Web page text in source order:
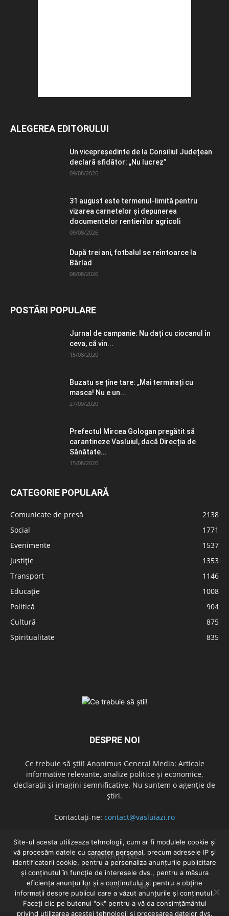
ALEGEREA EDITORULUI
Un vicepreședinte de la Consiliul Județean
declară sfidător: „Nu lucrez”
09/08/2026
31 august este termenul-limită pentru
vizarea carnetelor și depunerea
documentelor rentierilor agricoli
09/08/2026
După trei ani, fotbalul se reîntoarce la
Bârlad
08/08/2026
POSTĂRI POPULARE
Jurnal de campanie: Nu dați cu ciocanul în
ceva, că vin...
15/08/2020
Buzatu se ține tare: „Mai terminați cu
masca! Nu e un...
27/09/2020
Prefectul Mircea Gologan pregătit să
carantineze Vasluiul, dacă Direcția de
Sănătate...
15/08/2020
CATEGORIE POPULARĂ
Comunicate de presă
2138
Social
1771
Evenimente
1537
Justiție
1353
Transport
1146
Educație
1008
Politică
904
Cultură
875
Spiritualitate
835
DESPRE NOI
Ce trebuie să știi! Anonimus General Media: Articole
informative relevante, analize politice și economice,
declarații și imagini semnificative. Nu suntem o agenție de
știri.
Contactați-ne: contact@vasluiazi.ro
URMAȚI-NE
Site-ul acesta utilizeaza tehnologii, cum ar fi modulele cookie și
vă procesăm datele cu caracter personal, precum adresele IP și
identificatorii cookie, pentru a personaliza anunțurile publicitare
și conținutul în funcție de interesele dvs., pentru a măsura
eficiența anunțurilor și a conținutului și pentru a obține
informații despre publicul care a văzut anunțurile și conținutul.
Faceți clic pe butonul "ok" pentru a vă da consimțământul
privind utilizarea acestei tehnologii și procesarea datelor dvs.